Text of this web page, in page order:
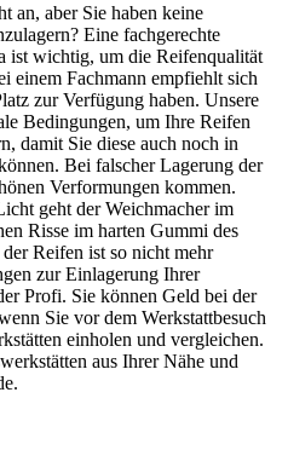
an, aber Sie haben keine
Eine fachgerechte
ist wichtig, um die Reifenqualität
einem Fachmann empfiehlt sich
zur Verfügung haben. Unsere
Bedingungen, um Ihre Reifen
damit Sie diese auch noch in
Bei falscher Lagerung der
Verformungen kommen.
geht der Weichmacher im
Risse im harten Gummi des
Reifen ist so nicht mehr
zur Einlagerung Ihrer
Profi. Sie können Geld bei der
Sie vor dem Werkstattbesuch
einholen und vergleichen.
aus Ihrer Nähe und